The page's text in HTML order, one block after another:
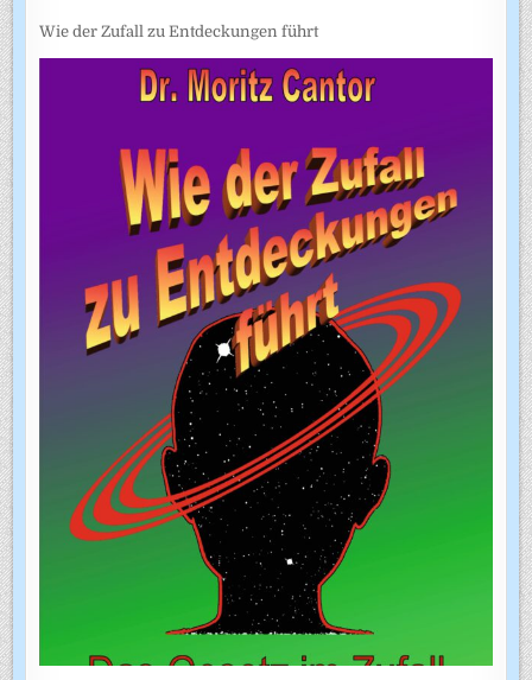
Wie der Zufall zu Entdeckungen führt